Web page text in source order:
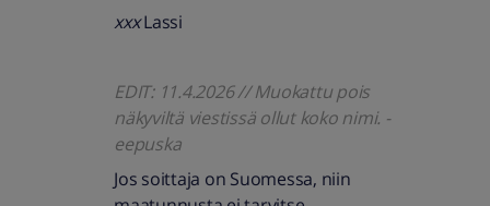
xxxLassi
EDIT: 11.4.2026 // Muokattu pois
näkyviltä viestissä ollut koko nimi. -
eepuska
Jos soittaja on Suomessa, niin